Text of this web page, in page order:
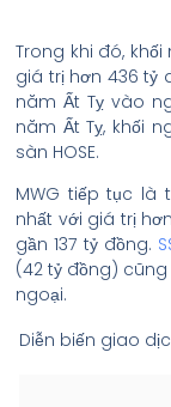
Trong khi đó,
giá trị hơn 436 tỷ
năm Ất Tỵ vào
năm Ất Tỵ, khối
sàn HOSE.
MWG tiếp tục là
nhất với giá trị
gần 137 tỷ đồng.
(42 tỷ đồng)
ngoại.
Diễn biến giao